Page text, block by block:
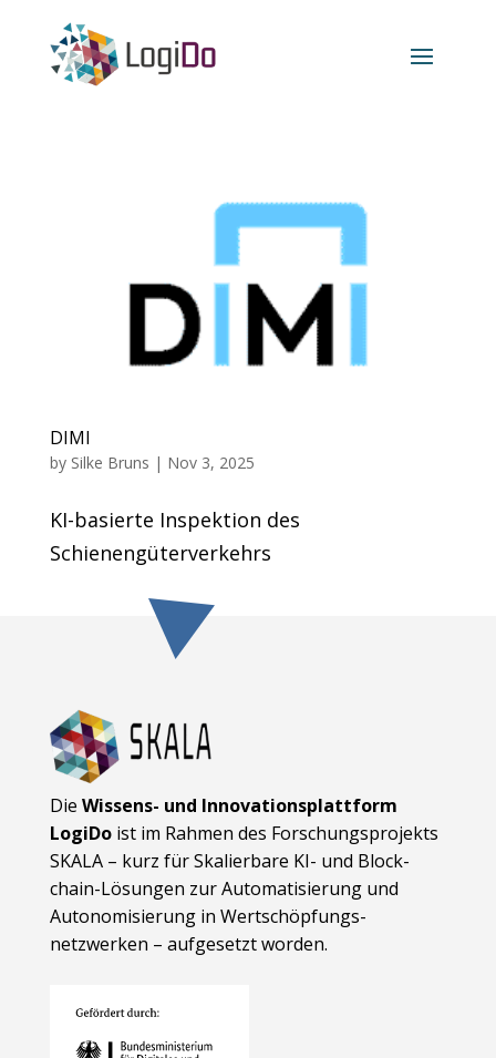
DIMI
by Silke Bruns | Nov 3, 2025
KI-basierte Inspektion des
Schienengüterverkehrs
Die Wissens- und Innovationsplattform
LogiDoist im Rahmen des Forschungsprojekts
SKALA – kurz für Skalierbare KI- und Block­
chain-Lösungen zur Automatisierung und
Autonomisierung in Wert­schöpfungs­
netzwerken – aufgesetzt worden.